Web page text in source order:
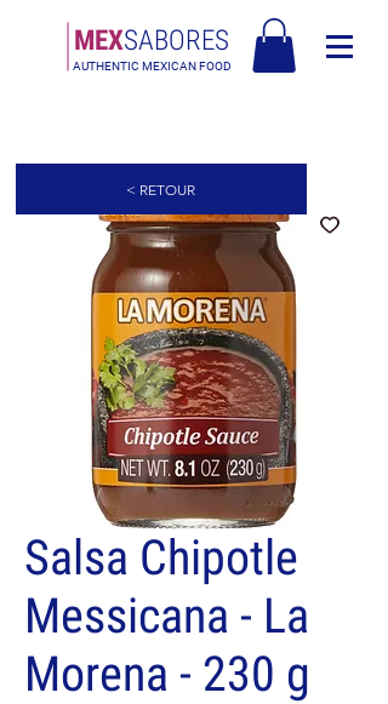
MEXSABORES
AUTHENTIC MEXICAN FOOD
Salsa Chipotle
Messicana - La
Morena - 230 g
< RETOUR